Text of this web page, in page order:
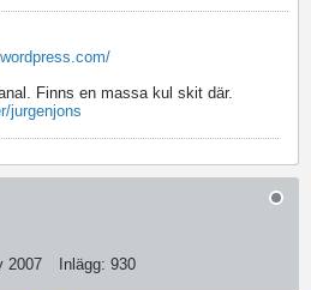
Finns en massa kul skit där.
jurgenjons
2007 Inlägg: 930